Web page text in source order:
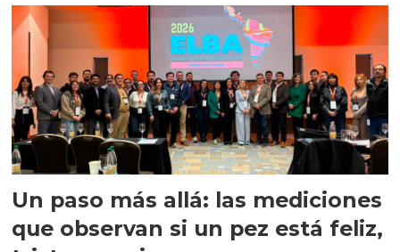
Un paso más allá: las mediciones
que observan si un pez está feliz,